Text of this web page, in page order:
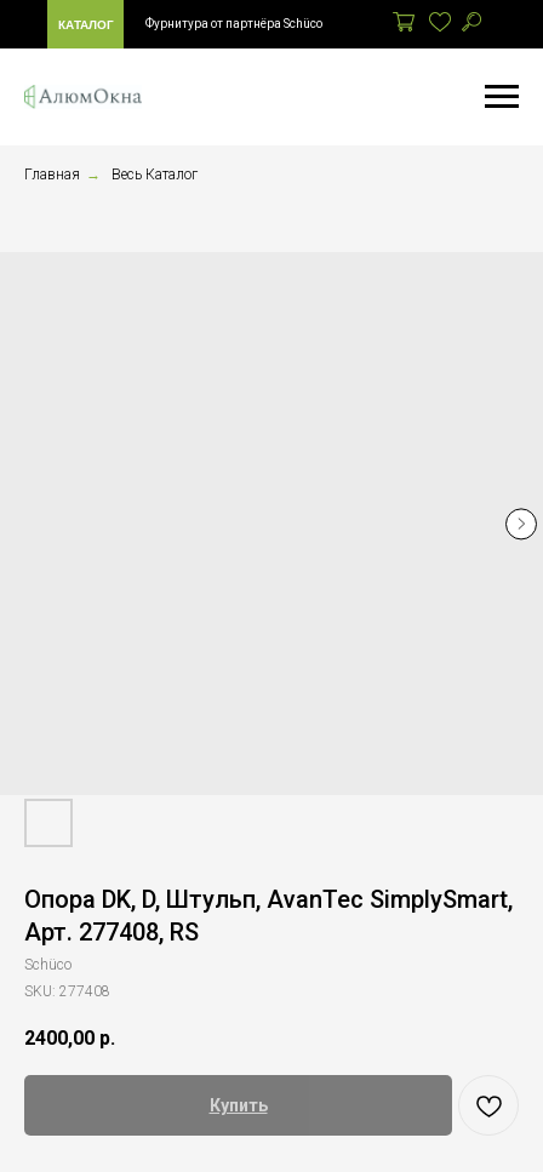
КАТАЛОГ Фурнитура от партнёра Schüco
Главная → Весь Каталог
Опора DK, D, Штульп, AvanTec SimplySmart,
Арт. 277408, RS
Schüco
SKU: 277408
2400,00 р.
Купить